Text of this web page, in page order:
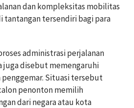
dan kompleksitas mobilitas
tantangan tersendiri bagi para
administrasi perjalanan
juga disebut memengaruhi
Situasi tersebut
penonton memilih
dari negara atau kota